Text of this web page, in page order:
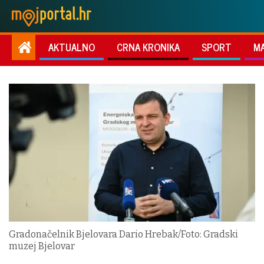
AKTUALNO CRNA KRONIKA SPORT
Gradonačelnik Bjelovara Dario Hrebak/Foto: Gradski
muzej Bjelovar